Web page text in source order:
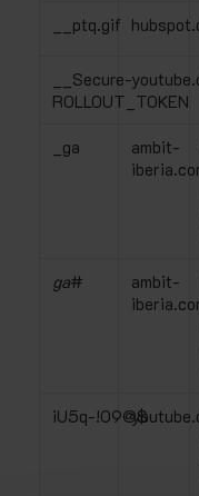
__ptq.gif
__Secure-
ROLLOUT_TOKEN
_ga
ambit-
ga#
ambit-
iU5q-!O9@$